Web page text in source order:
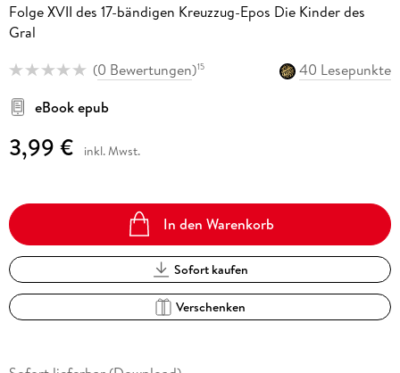
Folge XVII des 17-bändigen Kreuzzug-Epos Die Kinder des
Gral
(0 Bewertungen)15
40 Lesepunkte
eBook epub
3,99 € inkl. Mwst.
In den Warenkorb
Sofort kaufen
Verschenken